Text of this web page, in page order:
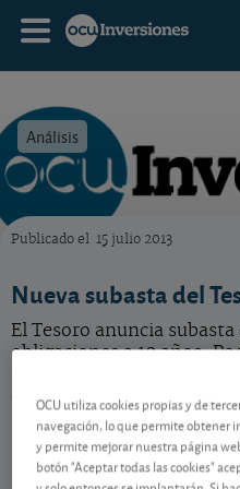
Análisis
Publicado el 15 julio 2013
Nueva subasta del
El Tesoro anuncia subasta
obligaciones a 10 años.
3,7% y un 4,7%
ella.
Contenido
OCU utiliza cookies propias y de
navegación, lo que permite obtener
y permite mejorar nuestra página
botón "Aceptar todas las cookies"